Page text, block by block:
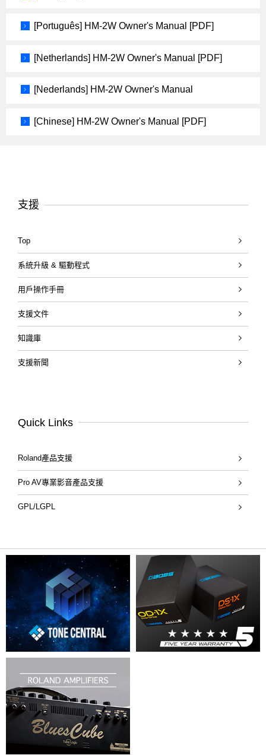
[Português] HM-2W Owner's Manual [PDF]
[Netherlands] HM-2W Owner's Manual [PDF]
[Nederlands] HM-2W Owner's Manual
[Chinese] HM-2W Owner's Manual [PDF]
支援
Top
系統升級 & 驅動程式
用戶操作手冊
支援文件
知識庫
支援新聞
Quick Links
Roland產品支援
Pro AV專業影音產品支援
GPL/LGPL